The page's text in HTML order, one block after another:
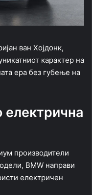
ван Хојдонк,
карактер на
ера без губење на
производители
BMW направи
електричен